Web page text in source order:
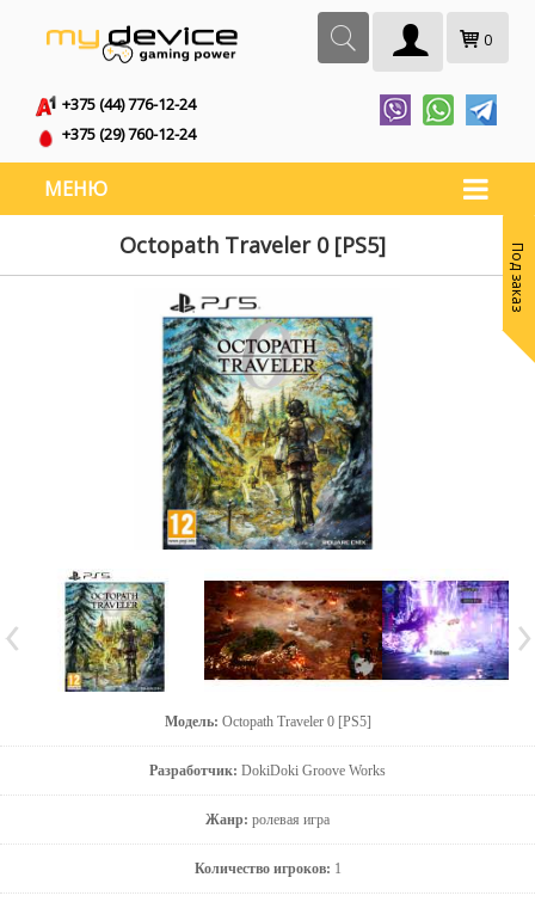
0
+375 (44) 776-12-24
+375 (29) 760-12-24
МЕНЮ
Octopath Traveler 0 [PS5]
Модель: Octopath Traveler 0 [PS5]
Разработчик: DokiDoki Groove Works
Жанр: ролевая игра
Количество игроков: 1
Под заказ